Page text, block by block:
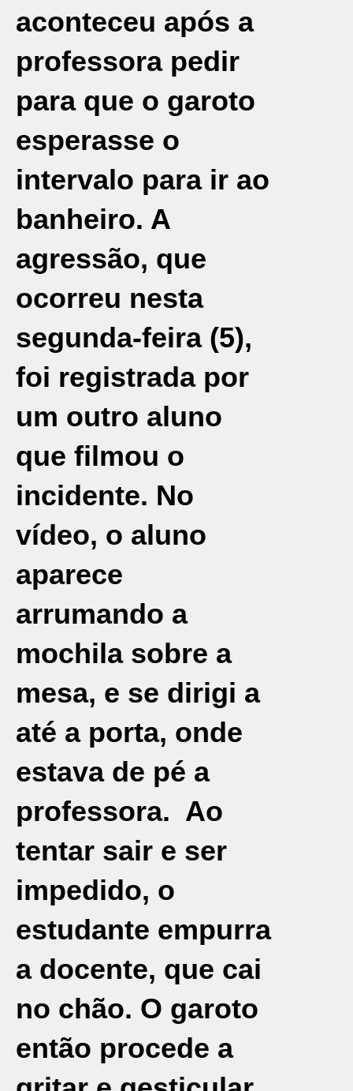
aconteceu após a
professora pedir
para que o garoto
esperasse o
intervalo para ir ao
banheiro. A
agressão, que
ocorreu nesta
segunda-feira (5),
foi registrada por
um outro aluno
que filmou o
incidente. No
vídeo, o aluno
aparece
arrumando a
mochila sobre a
mesa, e se dirigi a
até a porta, onde
estava de pé a
professora. Ao
tentar sair e ser
impedido, o
estudante empurra
a docente, que cai
no chão. O garoto
então procede a